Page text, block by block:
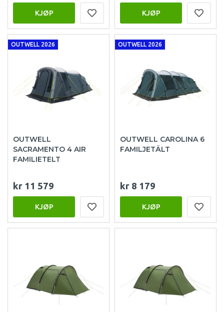
KJØP KJØP
OUTWELL 2026
OUTWELL
SACRAMENTO 4 AIR
FAMILIETELT
kr 11 579
KJØP
OUTWELL 2026
OUTWELL CAROLINA 6
FAMILJETÄLT
kr 8 179
KJØP